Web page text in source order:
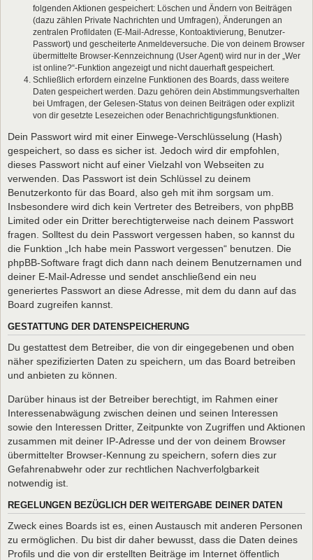
folgenden Aktionen gespeichert: Löschen und Ändern von Beiträgen
(dazu zählen Private Nachrichten und Umfragen), Änderungen an
zentralen Profildaten (E-Mail-Adresse, Kontoaktivierung, Benutzer-
Passwort) und gescheiterte Anmeldeversuche. Die von deinem Browser
übermittelte Browser-Kennzeichnung (User Agent) wird nur in der „Wer
ist online?“-Funktion angezeigt und nicht dauerhaft gespeichert.
Schließlich erfordern einzelne Funktionen des Boards, dass weitere
Daten gespeichert werden. Dazu gehören dein Abstimmungsverhalten
bei Umfragen, der Gelesen-Status von deinen Beiträgen oder explizit
von dir gesetzte Lesezeichen oder Benachrichtigungsfunktionen.
Dein Passwort wird mit einer Einwege-Verschlüsselung (Hash)
gespeichert, so dass es sicher ist. Jedoch wird dir empfohlen,
dieses Passwort nicht auf einer Vielzahl von Webseiten zu
verwenden. Das Passwort ist dein Schlüssel zu deinem
Benutzerkonto für das Board, also geh mit ihm sorgsam um.
Insbesondere wird dich kein Vertreter des Betreibers, von phpBB
Limited oder ein Dritter berechtigterweise nach deinem Passwort
fragen. Solltest du dein Passwort vergessen haben, so kannst du
die Funktion „Ich habe mein Passwort vergessen“ benutzen. Die
phpBB-Software fragt dich dann nach deinem Benutzernamen und
deiner E-Mail-Adresse und sendet anschließend ein neu
generiertes Passwort an diese Adresse, mit dem du dann auf das
Board zugreifen kannst.
GESTATTUNG DER DATENSPEICHERUNG
Du gestattest dem Betreiber, die von dir eingegebenen und oben
näher spezifizierten Daten zu speichern, um das Board betreiben
und anbieten zu können.
Darüber hinaus ist der Betreiber berechtigt, im Rahmen einer
Interessenabwägung zwischen deinen und seinen Interessen
sowie den Interessen Dritter, Zeitpunkte von Zugriffen und Aktionen
zusammen mit deiner IP-Adresse und der von deinem Browser
übermittelter Browser-Kennung zu speichern, sofern dies zur
Gefahrenabwehr oder zur rechtlichen Nachverfolgbarkeit
notwendig ist.
REGELUNGEN BEZÜGLICH DER WEITERGABE DEINER DATEN
Zweck eines Boards ist es, einen Austausch mit anderen Personen
zu ermöglichen. Du bist dir daher bewusst, dass die Daten deines
Profils und die von dir erstellten Beiträge im Internet öffentlich